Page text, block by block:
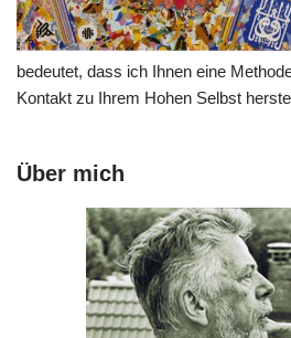
bedeutet, dass ich Ihnen eine
Kontakt zu Ihrem Hohen Selbst
Über mich